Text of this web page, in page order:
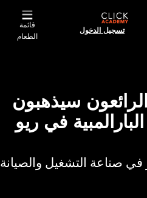
تسجيل الدخول
قائمة
الطعام
سيذهبون
في ريو
في صناعة التشغيل والصيانة